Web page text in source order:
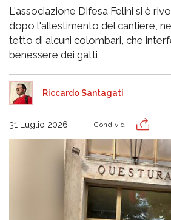
L'associazione Difesa Felini si è
dopo l'allestimento del cantiere,
tetto di alcuni colombari, che
benessere dei gatti
Riccardo Santagati
31 Luglio 2026 Condividi